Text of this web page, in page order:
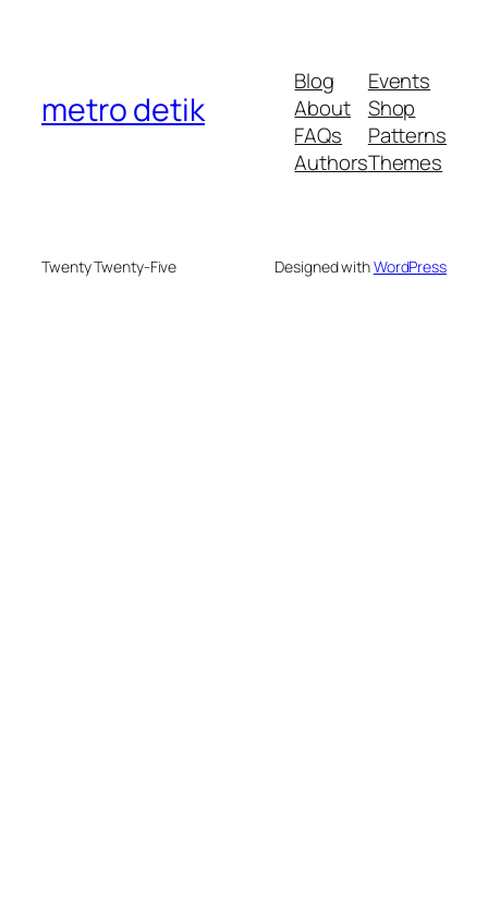
metro detik
Blog
About
FAQs
Authors
Events
Shop
Patterns
Themes
Twenty Twenty-Five Designed withWordPress